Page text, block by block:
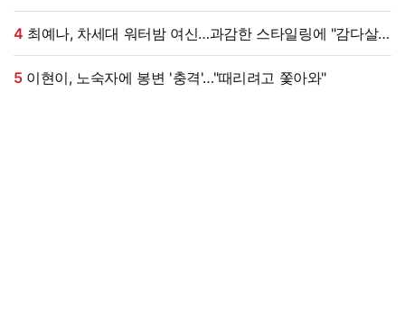
"짧지만 깊은 연애, 확신 들었다" [전문]
4
반응 폭발
5 이현이, 노숙자에 봉변 '충격'…"때리려고 쫓아와"